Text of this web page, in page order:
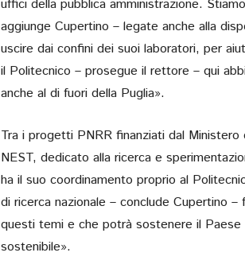
uffici della pubblica amministrazione.
aggiunge Cupertino – legate anche alla
uscire dai confini dei suoi laboratori, per
il Politecnico – prosegue il rettore – qui
anche al di fuori della Puglia».
Tra i progetti PNRR finanziati dal Ministero
NEST, dedicato alla ricerca e
ha il suo coordinamento proprio al
di ricerca nazionale – conclude Cupertino
questi temi e che potrà sostenere il Paese
sostenibile».